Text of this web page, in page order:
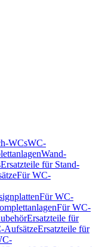
WCsWC-
Wand-
Ersatzteile für Stand-
Für WC-
Für WC-
Für WC-
Ersatzteile für
AufsätzeErsatzteile für